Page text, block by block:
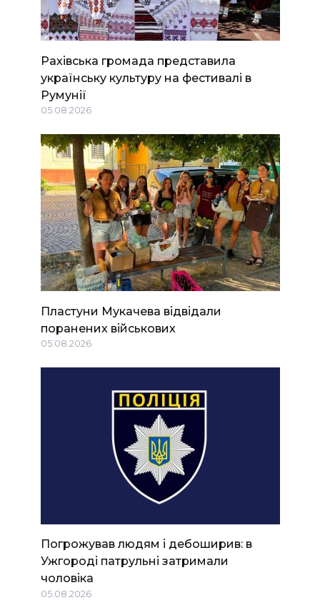
Рахівська громада представила
українську культуру на фестивалі в
Румунії
05.08.2026
Пластуни Мукачева відвідали
поранених військових
05.08.2026
Погрожував людям і дебоширив: в
Ужгороді патрульні затримали
чоловіка
05.08.2026